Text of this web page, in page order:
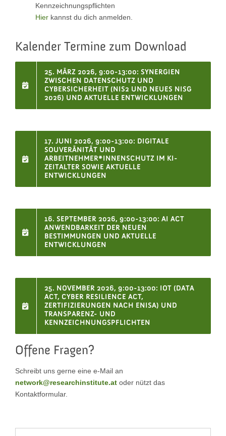
Kennzeichnungspflichten
Hierkannst du dich anmelden.
Kalender Termine zum Download
25. MÄRZ 2026, 9:00-13:00: SYNERGIEN
ZWISCHEN DATENSCHUTZ UND
CYBERSICHERHEIT (NIS2 UND NEUES NISG
2026) UND AKTUELLE ENTWICKLUNGEN
17. JUNI 2026, 9:00-13:00: DIGITALE
SOUVERÄNITÄT UND
ARBEITNEHMER*INNENSCHUTZ IM KI-
ZEITALTER SOWIE AKTUELLE
ENTWICKLUNGEN
16. SEPTEMBER 2026, 9:00-13:00: AI ACT
ANWENDBARKEIT DER NEUEN
BESTIMMUNGEN UND AKTUELLE
ENTWICKLUNGEN
25. NOVEMBER 2026, 9:00-13:00: IOT (DATA
ACT, CYBER RESILIENCE ACT,
ZERTIFIZIERUNGEN NACH ENISA) UND
TRANSPARENZ- UND
KENNZEICHNUNGSPFLICHTEN
Offene Fragen?
Schreibt uns gerne eine e-Mail an
network@researchinstitute.atoder nützt das
Kontaktformular.